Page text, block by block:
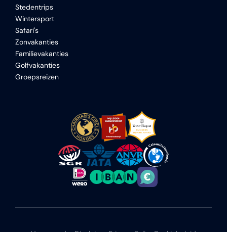
Stedentrips
Wintersport
Safari's
Zonvakanties
Familievakanties
Golfvakanties
Groepsreizen